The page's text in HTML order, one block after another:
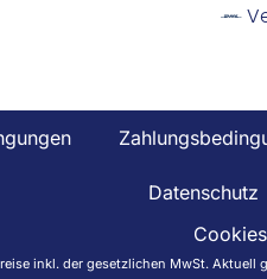
Datenschutz
inkl. der gesetzlichen MwSt. Aktuell